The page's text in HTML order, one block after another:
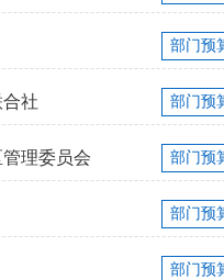
部门预
社 部门预
理委员会 部门预
部门预
部门预